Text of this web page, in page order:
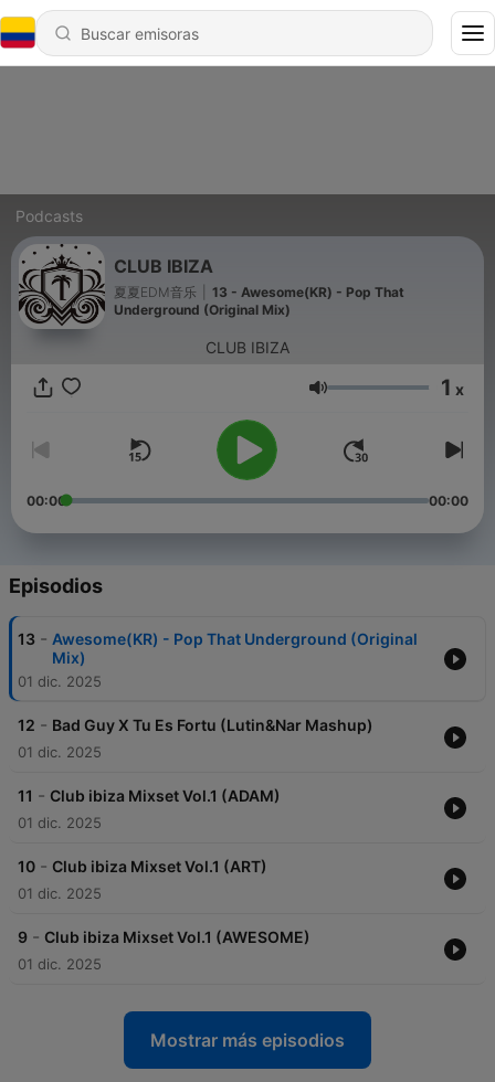
Podcasts
CLUB IBIZA
夏夏EDM音乐
13 - Awesome(KR) - Pop That
Underground (Original Mix)
CLUB IBIZA
Volumen 1 x
00:00 00:00
Episodios
13 - Awesome(KR) - Pop That Underground (Original
Mix)
01 dic. 2025
12 - Bad Guy X Tu Es Fortu (Lutin&Nar Mashup)
01 dic. 2025
11 - Club ibiza Mixset Vol.1 (ADAM)
01 dic. 2025
10 - Club ibiza Mixset Vol.1 (ART)
01 dic. 2025
9 - Club ibiza Mixset Vol.1 (AWESOME)
01 dic. 2025
Mostrar más episodios